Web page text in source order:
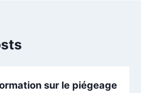
sur le piégeage